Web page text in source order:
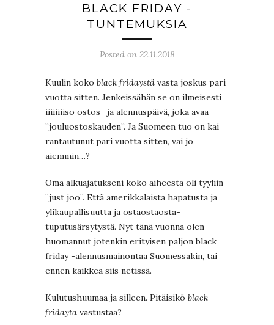
BLACK FRIDAY -
TUNTEMUKSIA
Posted on 22.11.2018
Kuulin koko black fridaystä vasta joskus pari
vuotta sitten. Jenkeissähän se on ilmeisesti
iiiiiiiiso ostos- ja alennuspäivä, joka avaa
”jouluostoskauden”. Ja Suomeen tuo on kai
rantautunut pari vuotta sitten, vai jo
aiemmin…?
Oma alkuajatukseni koko aiheesta oli tyyliin
”just joo”. Että amerikkalaista hapatusta ja
ylikaupallisuutta ja ostaostaosta-
tuputusärsytystä. Nyt tänä vuonna olen
huomannut jotenkin erityisen paljon black
friday -alennusmainontaa Suomessakin, tai
ennen kaikkea siis netissä.
Kulutushuumaa ja silleen. Pitäisikö black
fridayta vastustaa?